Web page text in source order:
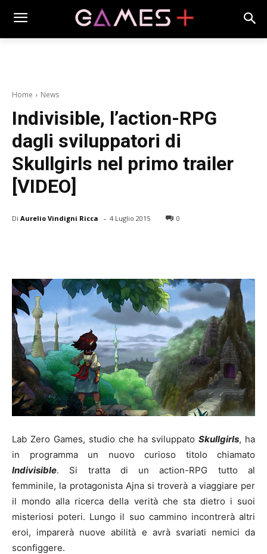
Home News
Indivisible, l’action-RPG
dagli sviluppatori di
Skullgirls nel primo trailer
[VIDEO]
Di Aurelio Vindigni Ricca - 4 Luglio 2015 0
Lab Zero Games, studio che ha sviluppato Skullgirls, ha
in programma un nuovo curioso titolo chiamato
Indivisible. Si tratta di un action-RPG tutto al
femminile, la protagonista Ajna si troverà a viaggiare per
il mondo alla ricerca della verità che sta dietro i suoi
misteriosi poteri. Lungo il suo cammino incontrerà altri
eroi, imparerà nuove abilità e avrà svariati nemici da
sconfiggere.